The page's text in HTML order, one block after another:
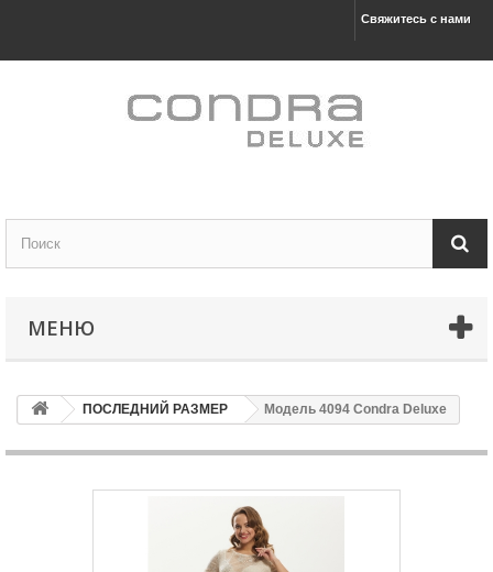
Свяжитесь с нами
МЕНЮ
ПОСЛЕДНИЙ РАЗМЕР Модель 4094 Condra Deluxe